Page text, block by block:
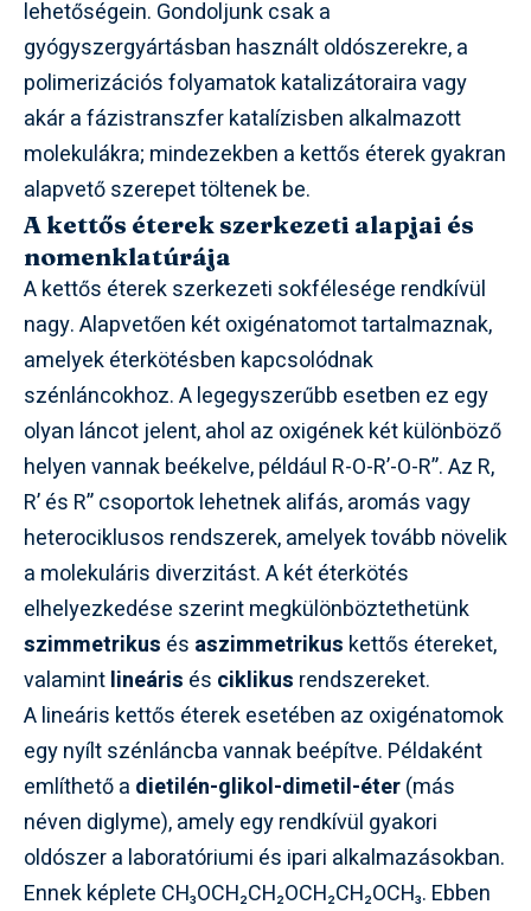
lehetőségein. Gondoljunk csak a
gyógyszergyártásban használt oldószerekre, a
polimerizációs folyamatok katalizátoraira vagy
akár a fázistranszfer katalízisben alkalmazott
molekulákra; mindezekben a kettős éterek gyakran
alapvető szerepet töltenek be.
A kettős éterek szerkezeti alapjai és
nomenklatúrája
A kettős éterek szerkezeti sokfélesége rendkívül
nagy. Alapvetően két oxigénatomot tartalmaznak,
amelyek éterkötésben kapcsolódnak
szénláncokhoz. A legegyszerűbb esetben ez egy
olyan láncot jelent, ahol az oxigének két különböző
helyen vannak beékelve, például R-O-R’-O-R”. Az R,
R’ és R” csoportok lehetnek alifás, aromás vagy
heterociklusos rendszerek, amelyek tovább növelik
a molekuláris diverzitást. A két éterkötés
elhelyezkedése szerint megkülönböztethetünk
szimmetrikus és aszimmetrikus kettős étereket,
valamintlineáris és ciklikus rendszereket.
A lineáris kettős éterek esetében az oxigénatomok
egy nyílt szénláncba vannak beépítve. Példaként
említhető a dietilén-glikol-dimetil-éter(más
néven diglyme), amely egy rendkívül gyakori
oldószer a laboratóriumi és ipari alkalmazásokban.
Ennek képlete CH₃OCH₂CH₂OCH₂CH₂OCH₃. Ebben